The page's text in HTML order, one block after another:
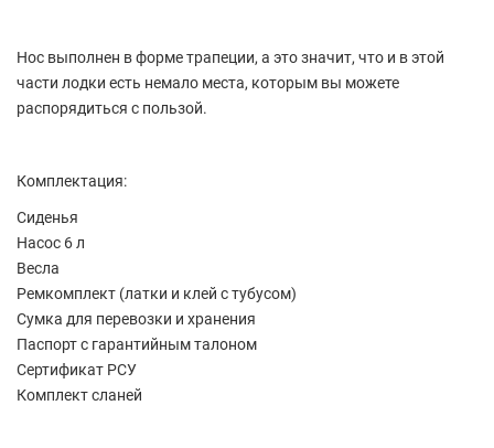
Нос выполнен в форме трапеции, а это значит, что и в этой
части лодки есть немало места, которым вы можете
распорядиться с пользой.
Комплектация:
Сиденья
Насос 6 л
Весла
Ремкомплект (латки и клей с тубусом)
Сумка для перевозки и хранения
Паспорт с гарантийным талоном
Сертификат РСУ
Комплект сланей